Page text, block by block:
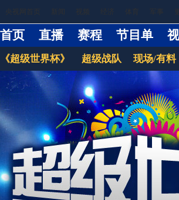
央视网首页 视频
首页 直播 赛程 节目单
《超级世界杯》 超级战队 现场/有料